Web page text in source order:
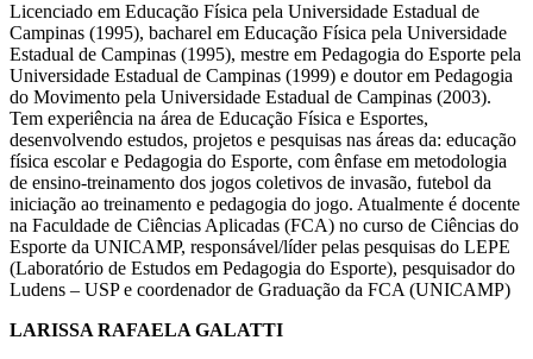
Licenciado em Educação Física pela Universidade Estadual de
Campinas (1995), bacharel em Educação Física pela Universidade
Estadual de Campinas (1995), mestre em Pedagogia do Esporte pela
Universidade Estadual de Campinas (1999) e doutor em Pedagogia
do Movimento pela Universidade Estadual de Campinas (2003).
Tem experiência na área de Educação Física e Esportes,
desenvolvendo estudos, projetos e pesquisas nas áreas da: educação
física escolar e Pedagogia do Esporte, com ênfase em metodologia
de ensino-treinamento dos jogos coletivos de invasão, futebol da
iniciação ao treinamento e pedagogia do jogo. Atualmente é docente
na Faculdade de Ciências Aplicadas (FCA) no curso de Ciências do
Esporte da UNICAMP, responsável/líder pelas pesquisas do LEPE
(Laboratório de Estudos em Pedagogia do Esporte), pesquisador do
Ludens – USP e coordenador de Graduação da FCA (UNICAMP)
LARISSA RAFAELA GALATTI